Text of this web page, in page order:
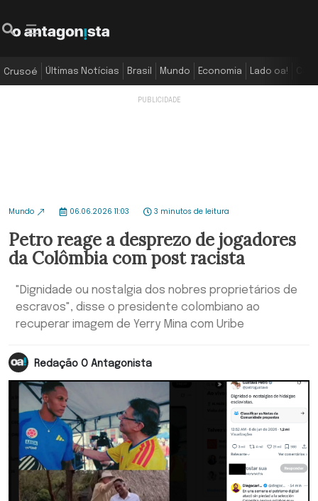
Crusoé Últimas Notícias Brasil Mundo Economia Lado oa!
Mundo 06.06.2026 11:03 3 minutos de leitura
Petro reage a desprezo de jogadores
da Colômbia com post racista
"Dignidade ou nostalgia dos nobres proprietários de
escravos", disse o presidente colombiano ao
recuperar imagem de Yerry Mina com Uribe
Redação O Antagonista